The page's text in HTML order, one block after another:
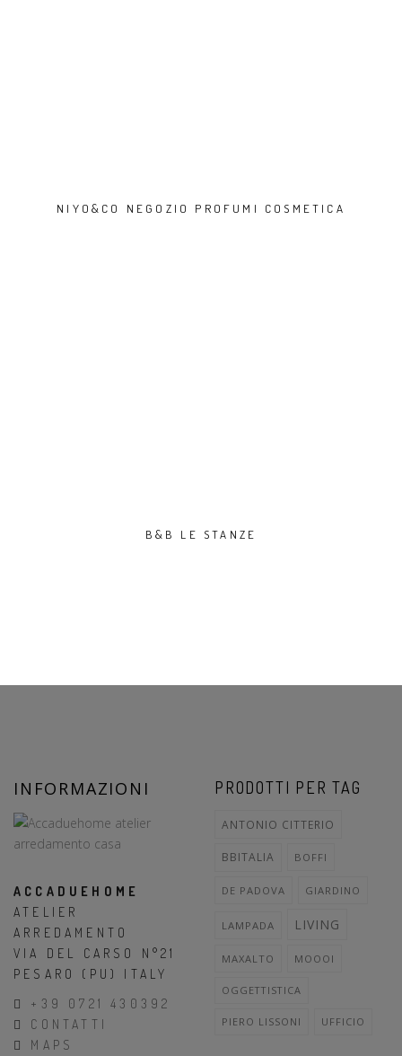
NIYO&CO NEGOZIO PROFUMI COSMETICA
B&B LE STANZE
INFORMAZIONI
ACCADUEHOME
ATELIER
ARREDAMENTO
VIA DEL CARSO N°21
PESARO (PU) ITALY
+39 0721 430392
CONTATTI
MAPS
PRODOTTI PER TAG
ANTONIO CITTERIO
BBITALIA BOFFI
DE PADOVA GIARDINO
LAMPADA LIVING
MAXALTO MOOOI
OGGETTISTICA
PIERO LISSONI UFFICIO